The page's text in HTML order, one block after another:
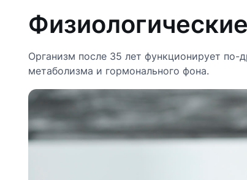
Организм после 35 лет функционирует по-
метаболизма и гормонального фона.